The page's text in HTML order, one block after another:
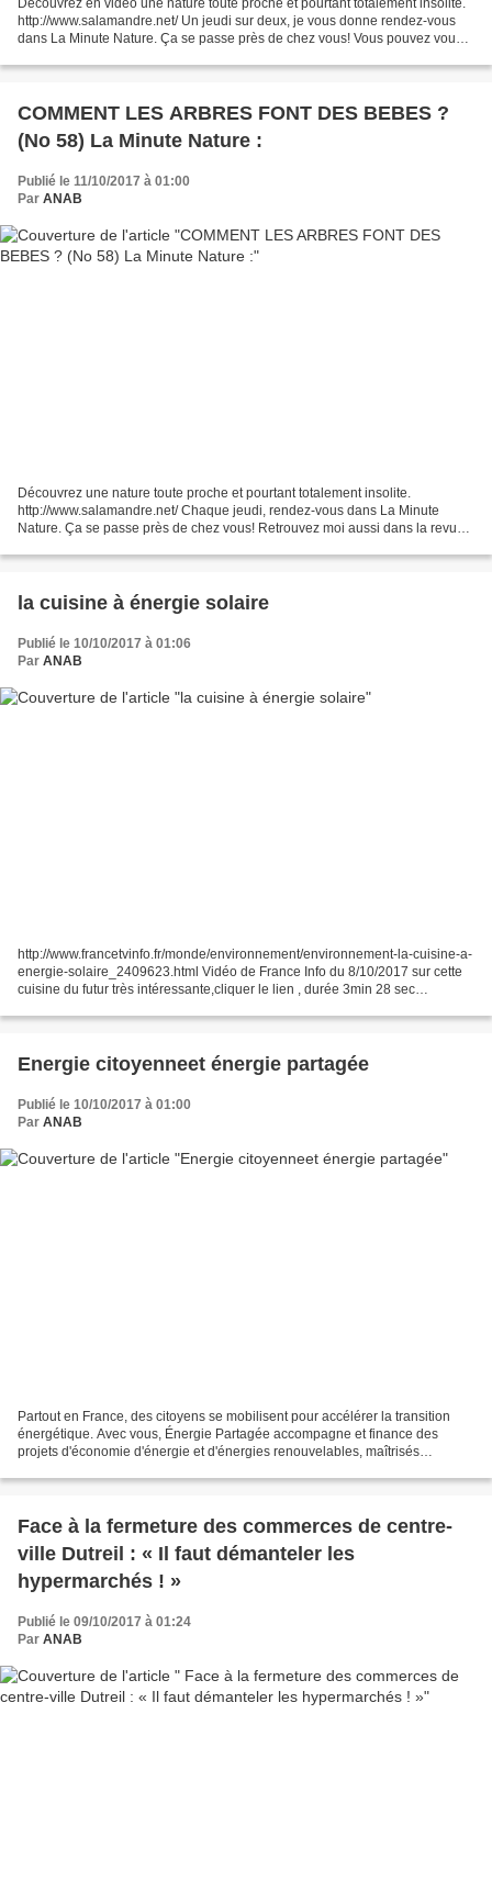
Découvrez en vidéo une nature toute proche et pourtant totalement insolite.
http://www.salamandre.net/ Un jeudi sur deux, je vous donne rendez-vous
dans La Minute Nature. Ça se passe près de chez vous! Vous pouvez vous
COMMENT LES ARBRES FONT DES BEBES ?
(No 58) La Minute Nature :
Publié le 11/10/2017 à 01:00
Par ANAB
Découvrez une nature toute proche et pourtant totalement insolite.
http://www.salamandre.net/ Chaque jeudi, rendez-vous dans La Minute
Nature. Ça se passe près de chez vous! Retrouvez moi aussi dans la revue
la cuisine à énergie solaire
Publié le 10/10/2017 à 01:06
Par ANAB
http://www.francetvinfo.fr/monde/environnement/environnement-la-cuisine-a-
energie-solaire_2409623.html Vidéo de France Info du 8/10/2017 sur cette
cuisine du futur très intéressante,cliquer le lien , durée 3min 28 sec
Energie citoyenneet énergie partagée
Publié le 10/10/2017 à 01:00
Par ANAB
Partout en France, des citoyens se mobilisent pour accélérer la transition
énergétique. Avec vous, Énergie Partagée accompagne et finance des
projets d'économie d'énergie et d'énergies renouvelables, maîtrisés
Face à la fermeture des commerces de centre-
ville Dutreil : « Il faut démanteler les
hypermarchés ! »
Publié le 09/10/2017 à 01:24
Par ANAB